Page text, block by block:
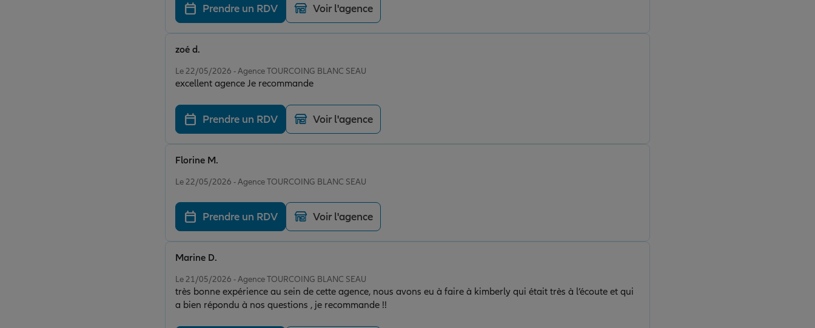
Prendre un RDV Voir l'agence
Le 22/05/2026 - Agence TOURCOING BLANC SEAU
excellent agence Je recommande
zoé d.
Prendre un RDV Voir l'agence
Le 22/05/2026 - Agence TOURCOING BLANC SEAU
Florine M.
Prendre un RDV Voir l'agence
Le 21/05/2026 - Agence TOURCOING BLANC SEAU
très bonne expérience au sein de cette agence, nous avons eu à faire à kimberly qui était très à l’écoute et qui
a bien répondu à nos questions , je recommande !!
Marine D.